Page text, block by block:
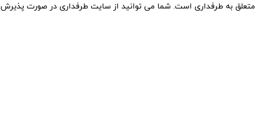
به طرفداری است. شما می توانید از سایت طرفداری در صورت پذیرش